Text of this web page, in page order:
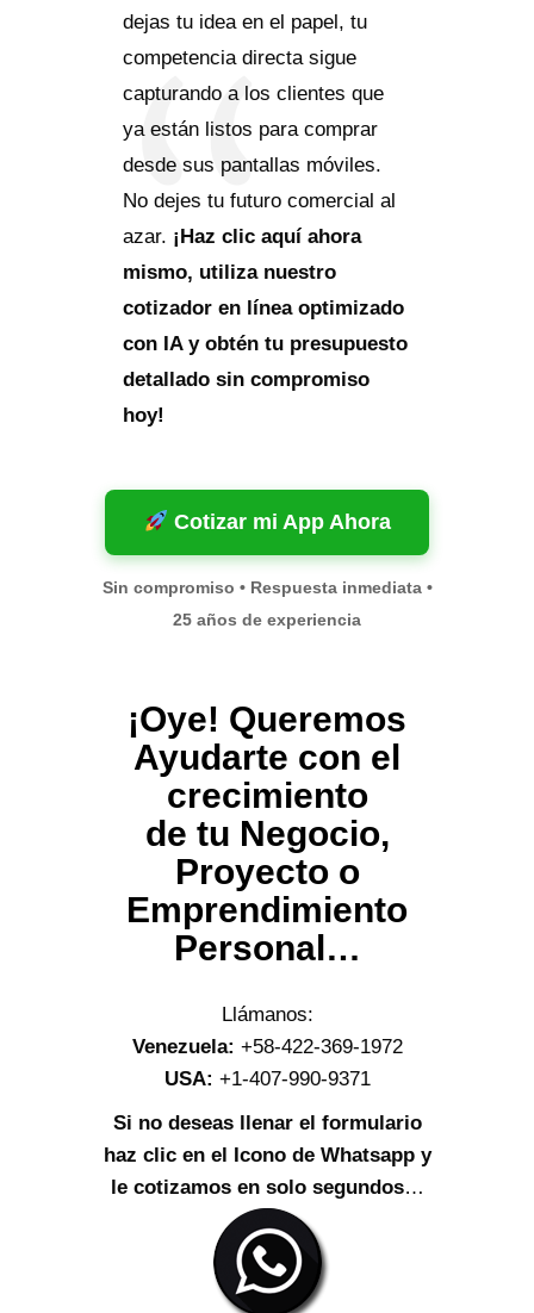
dejas tu idea en el papel, tu
competencia directa sigue
capturando a los clientes que
ya están listos para comprar
desde sus pantallas móviles.
No dejes tu futuro comercial al
azar. ¡Haz clic aquí ahora
mismo, utiliza nuestro
cotizador en línea optimizado
con IA y obtén tu presupuesto
detallado sin compromiso
hoy!
Cotizar mi App Ahora
Sin compromiso • Respuesta inmediata •
25 años de experiencia
¡Oye! Queremos
Ayudarte con el
crecimiento
de tu Negocio,
Proyecto o
Emprendimiento
Personal…
Llámanos:
Venezuela: +58-422-369-1972
USA: +1-407-990-9371
Si no deseas llenar el formulario
haz clic en el Icono de Whatsapp y
le cotizamos en solo segundos…